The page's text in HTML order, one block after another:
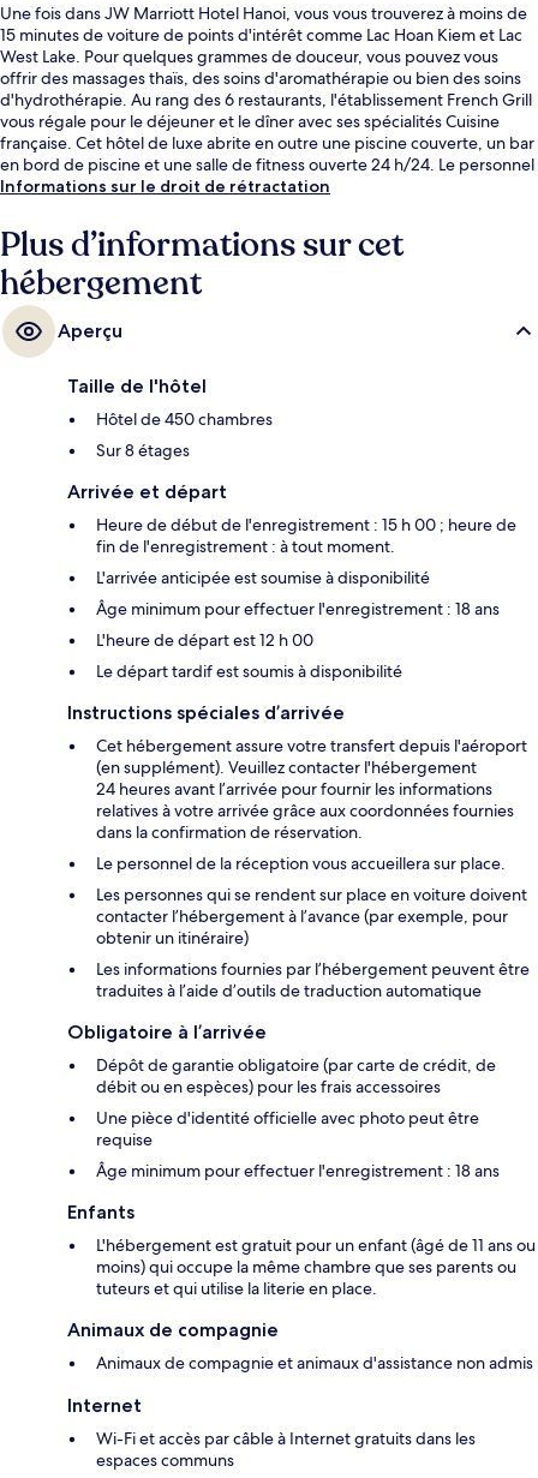
Une fois dans JW Marriott Hotel Hanoi, vous vous trouverez à moins de
15 minutes de voiture de points d'intérêt comme Lac Hoan Kiem et Lac
West Lake. Pour quelques grammes de douceur, vous pouvez vous
offrir des massages thaïs, des soins d'aromathérapie ou bien des soins
d'hydrothérapie. Au rang des 6 restaurants, l'établissement French Grill
vous régale pour le déjeuner et le dîner avec ses spécialités Cuisine
française. Cet hôtel de luxe abrite en outre une piscine couverte, un bar
en bord de piscine et une salle de fitness ouverte 24 h/24. Le personnel
attentionné et la présentation générale remportent un vif succès auprès
Informations sur le droit de rétractation
Plus d’informations sur cet
hébergement
Aperçu
Taille de l'hôtel
Hôtel de 450 chambres
Sur 8 étages
Arrivée et départ
Heure de début de l'enregistrement : 15 h 00 ; heure de
fin de l'enregistrement : à tout moment.
L'arrivée anticipée est soumise à disponibilité
Âge minimum pour effectuer l'enregistrement : 18 ans
L'heure de départ est 12 h 00
Le départ tardif est soumis à disponibilité
Instructions spéciales d’arrivée
Cet hébergement assure votre transfert depuis l'aéroport
(en supplément). Veuillez contacter l'hébergement
24 heures avant l’arrivée pour fournir les informations
relatives à votre arrivée grâce aux coordonnées fournies
dans la confirmation de réservation.
Le personnel de la réception vous accueillera sur place.
Les personnes qui se rendent sur place en voiture doivent
contacter l’hébergement à l’avance (par exemple, pour
obtenir un itinéraire)
Les informations fournies par l’hébergement peuvent être
traduites à l’aide d’outils de traduction automatique
Obligatoire à l’arrivée
Dépôt de garantie obligatoire (par carte de crédit, de
débit ou en espèces) pour les frais accessoires
Une pièce d'identité officielle avec photo peut être
requise
Âge minimum pour effectuer l'enregistrement : 18 ans
Enfants
L'hébergement est gratuit pour un enfant (âgé de 11 ans ou
moins) qui occupe la même chambre que ses parents ou
tuteurs et qui utilise la literie en place.
Animaux de compagnie
Animaux de compagnie et animaux d'assistance non admis
Internet
Wi-Fi et accès par câble à Internet gratuits dans les
espaces communs